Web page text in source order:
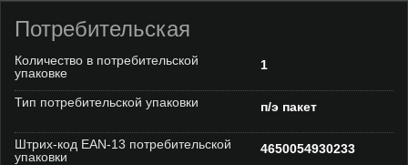
Потребительская
Количество в потребительской
упаковке
1
Тип потребительской упаковки п/э пакет
Штрих-код EAN-13 потребительской
упаковки
4650054930233